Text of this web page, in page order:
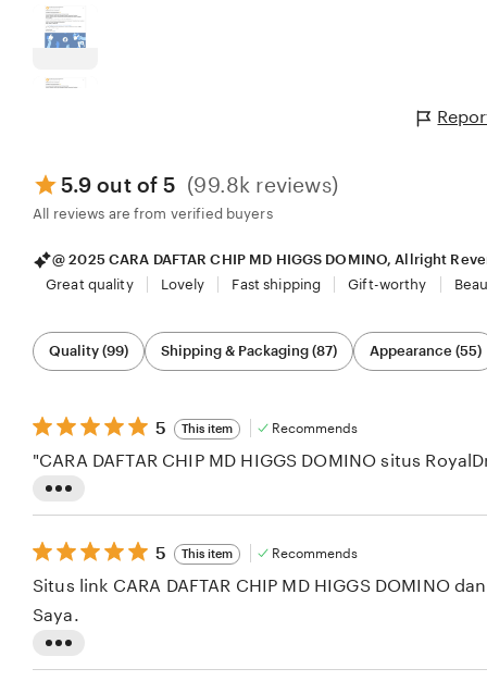
5.9 out of 5 (99.8k reviews)
All reviews are from verified buyers
@ 2025 CARA DAFTAR CHIP MD HIGGS DOMINO, Allright
Great quality
Lovely Fast shipping Gift-worthy
Filter
by
category
Quality (99) Shipping & Packaging (87) Appearance (55)
5
of
5 This item Recommends
s
t
i
n
"CARA DAFTAR CHIP MD HIGGS DOMINO situs
5
of
5
stars
5 This item Recommends
Situs link CARA DAFTAR CHIP MD HIGGS DOMINO
Saya.